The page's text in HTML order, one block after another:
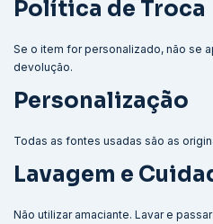
Política de Troca
Se o item for personalizado, não se
devolução.
Personalização
Todas as fontes usadas são as
Lavagem e
Não utilizar amaciante. Lavar e